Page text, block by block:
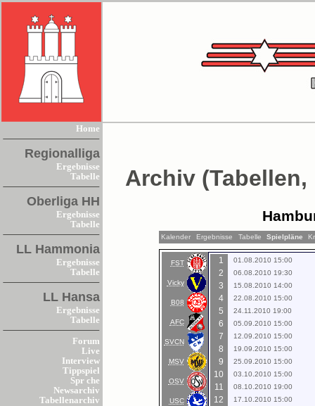
Home
Regionalliga
Ergebnisse
Tabelle
Oberliga HH
Ergebnisse
Tabelle
LL Hammonia
Ergebnisse
Tabelle
LL Hansa
Ergebnisse
Tabelle
Forum
Live
Interview
Tippspiel
Spr che
Newsarchiv
Tabellenarchiv
Archiv
Kalender Ergebnisse Tabelle Spielpläne
FST
Vicky
B08
AFC
SVCN
MSV
OSV
USC
1 01.08.2010 15:00
2 06.08.2010 19:30
3 15.08.2010 14:00
4 22.08.2010 15:00
5 24.11.2010 19:00
6 05.09.2010 15:00
7 12.09.2010 15:00
8 19.09.2010 15:00
9 25.09.2010 15:00
10 03.10.2010 15:00
11 08.10.2010 19:00
12 17.10.2010 15:00